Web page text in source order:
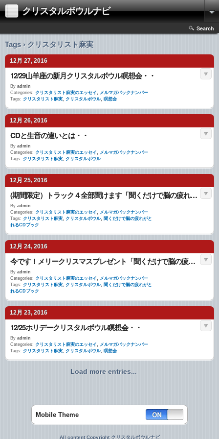
クリスタルボウルナビ
Search
Tags › クリスタリスト麻実
12月 27, 2016
12/29山羊座の新月クリスタルボウル瞑想会・・
By admin
Categories: クリスタリスト麻実のエッセイ, メルマガバックナンバー
Tags: クリスタリスト麻実, クリスタルボウル, 瞑想会
12月 26, 2016
CDと生音の違いとは・・
By admin
Categories: クリスタリスト麻実のエッセイ, メルマガバックナンバー
Tags: クリスタリスト麻実, クリスタルボウル
12月 25, 2016
(期間限定）トラック４全部聞けます「聞くだけで脳の疲れがとれるCDブック」・・
By admin
Categories: クリスタリスト麻実のエッセイ, メルマガバックナンバー
Tags: クリスタリスト麻実, クリスタルボウル, 聞くだけで脳の疲れがと
れるCDブック
12月 24, 2016
今です！メリークリスマスプレゼント「聞くだけで脳の疲れがとれるCDブック」・・
By admin
Categories: クリスタリスト麻実のエッセイ, メルマガバックナンバー
Tags: クリスタリスト麻実, クリスタルボウル, 聞くだけで脳の疲れがと
れるCDブック
12月 23, 2016
12/25ホリデークリスタルボウル瞑想会・・
By admin
Categories: クリスタリスト麻実のエッセイ, メルマガバックナンバー
Tags: クリスタリスト麻実, クリスタルボウル, 瞑想会
Load more entries...
Mobile Theme
All content Copyright クリスタルボウルナビ